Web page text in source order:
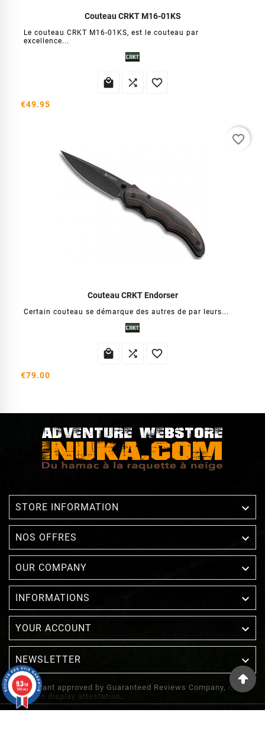
Couteau CRKT M16-01KS
Le couteau CRKT M16-01KS, est le couteau par
excellence...
  
€49.95
Couteau CRKT Endorser
Certain couteau se démarque des autres de par leurs...
  
€79.00
favorite_border
STORE INFORMATION 
NOS OFFRES 
OUR COMPANY 
INFORMATIONS 
YOUR ACCOUNT 
NEWSLETTER 
Merchant approved by Guaranteed Reviews Company, clic
here to display attestation .
9.3/10
1388 avis